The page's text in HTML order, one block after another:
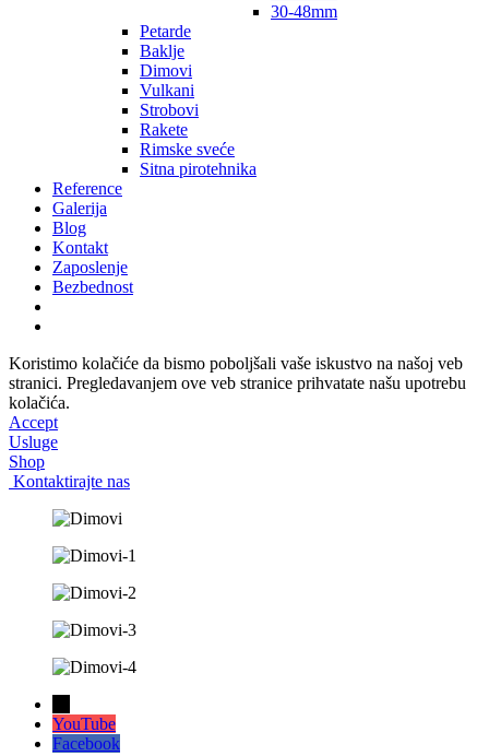
30-48mm
Petarde
Baklje
Dimovi
Vulkani
Strobovi
Rakete
Rimske sveće
Sitna pirotehnika
Reference
Galerija
Blog
Kontakt
Zaposlenje
Bezbednost
Koristimo kolačiće da bismo poboljšali vaše iskustvo na našoj veb
stranici. Pregledavanjem ove veb stranice prihvatate našu upotrebu
kolačića.
Accept
Usluge
Shop
Kontaktirajte nas
YouTube
Facebook